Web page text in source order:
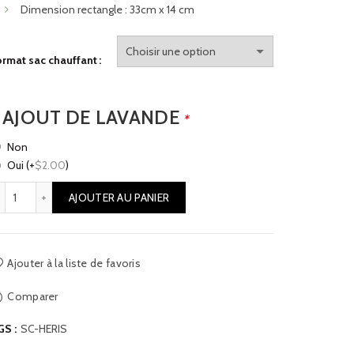
Dimension rectangle : 33cm x 14 cm
sac chauffant
AJOUT DE LAVANDE*
Non
Oui (+$2.00)
AJOUTER AU PANIER
Ajouter à la liste de favoris
Comparer
: SC-HERIS